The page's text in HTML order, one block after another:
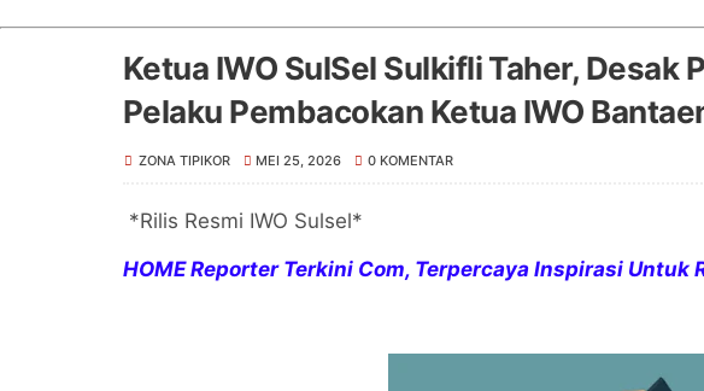
Ketua IWO SulSel Sulkifli Taher, Desak
Pelaku Pembacokan Ketua IWO
ZONA TIPIKOR MEI 25, 2026 0 KOMENTAR
*Rilis Resmi IWO Sulsel*
HOME Reporter Terkini Com, Terpercaya Inspirasi Untuk